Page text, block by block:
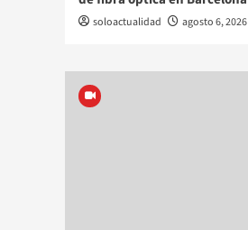
soloactualidad agosto 6, 2026